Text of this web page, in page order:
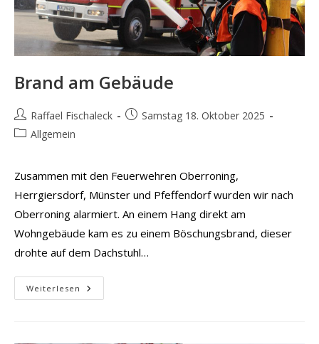
Brand am Gebäude
Beitrags-
Autor:
Raffael Fischaleck
BeitragSamstag 18. Oktober 2025
Beitrags-
Allgemein
Zusammen mit den Feuerwehren Oberroning,
Herrgiersdorf, Münster und Pfeffendorf wurden wir nach
Oberroning alarmiert. An einem Hang direkt am
Wohngebäude kam es zu einem Böschungsbrand, dieser
drohte auf dem Dachstuhl…
Weiterlesen Brand
Am